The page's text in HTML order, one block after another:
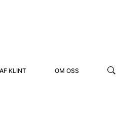
KLINT OM OSS